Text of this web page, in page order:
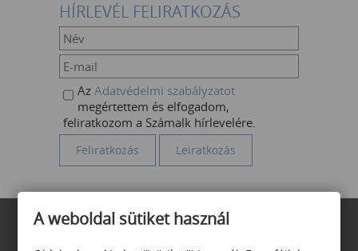
HÍRLEVÉL FELIRATKOZÁS
Az Adatvédelmi szabályzatot
megértettem és elfogadom,
feliratkozom a Számalk hírlevelére.
A weboldal sütiket használ